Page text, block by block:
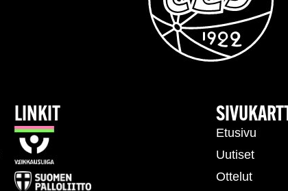
LINKIT
Etusivu
Uutiset
Ottelut